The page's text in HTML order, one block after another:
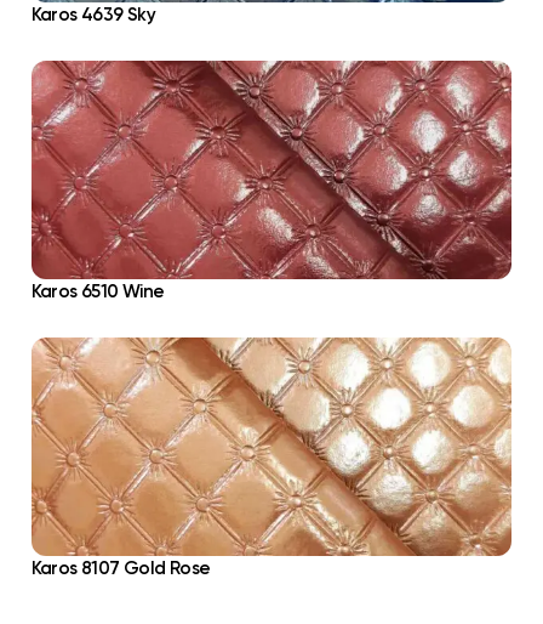
Karos 4639 Sky
Karos 6510 Wine
Karos 8107 Gold Rose